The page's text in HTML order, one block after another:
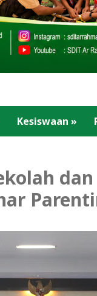
Kesiswaan »